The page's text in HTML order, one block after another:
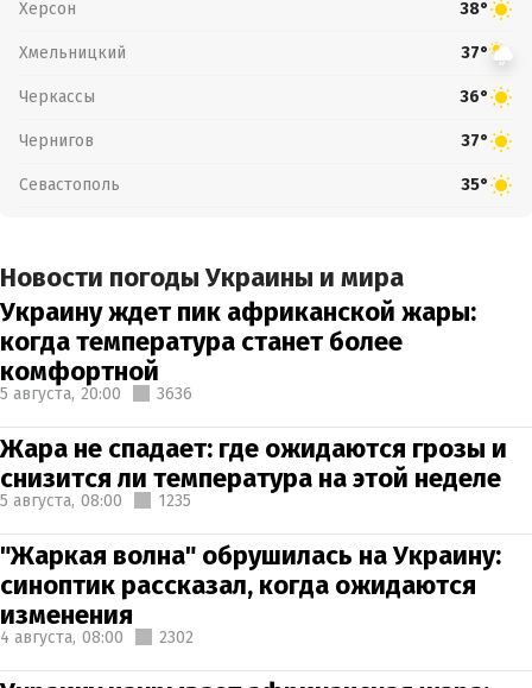
Херсон 38°
Хмельницкий 37°
Черкассы 36°
Чернигов 37°
Севастополь 35°
Новости погоды Украины и мира
Украину ждет пик африканской жары:
когда температура станет более
комфортной
5 августа, 20:00 3636
Жара не спадает: где ожидаются грозы и
снизится ли температура на этой неделе
5 августа, 08:00 1235
"Жаркая волна" обрушилась на Украину:
синоптик рассказал, когда ожидаются
изменения
4 августа, 08:00 2302